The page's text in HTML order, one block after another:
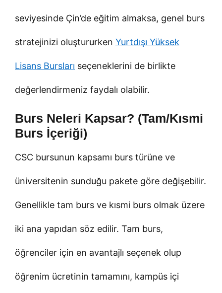
seviyesinde Çin’de eğitim almaksa, genel burs
stratejinizi oluştururken Yurtdışı Yüksek
Lisans Bursları seçeneklerini de birlikte
değerlendirmeniz faydalı olabilir.
Burs Neleri Kapsar? (Tam/Kısmi
Burs İçeriği)
CSC bursunun kapsamı burs türüne ve
üniversitenin sunduğu pakete göre değişebilir.
Genellikle tam burs ve kısmi burs olmak üzere
iki ana yapıdan söz edilir. Tam burs,
öğrenciler için en avantajlı seçenek olup
öğrenim ücretinin tamamını, kampüs içi